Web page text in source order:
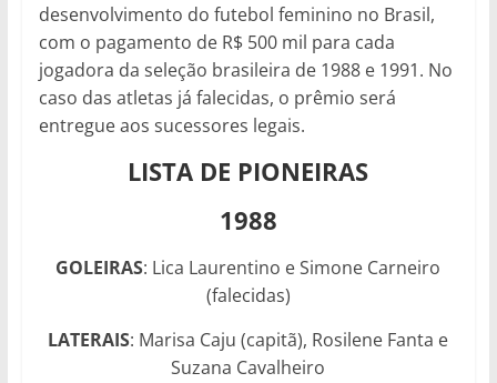
desenvolvimento do futebol feminino no Brasil,
com o pagamento de R$ 500 mil para cada
jogadora da seleção brasileira de 1988 e 1991. No
caso das atletas já falecidas, o prêmio será
entregue aos sucessores legais.
LISTA DE PIONEIRAS
1988
GOLEIRAS: Lica Laurentino e Simone Carneiro
(falecidas)
LATERAIS: Marisa Caju (capitã), Rosilene Fanta e
Suzana Cavalheiro